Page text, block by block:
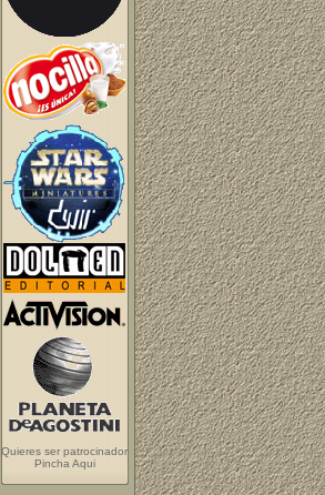
Quieres ser patrocinador
Pincha Aqui